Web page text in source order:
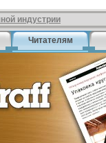
индустрии
Читателям